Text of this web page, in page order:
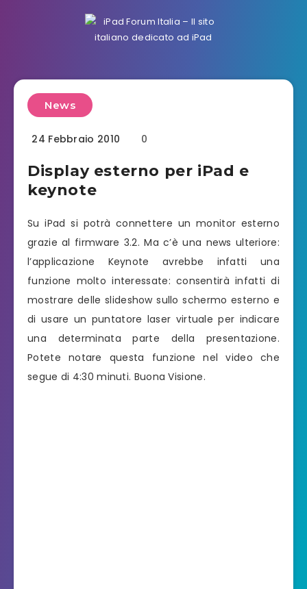
News
24 Febbraio 2010 0
Display esterno per iPad e
keynote
Su iPad si potrà connettere un monitor esterno
grazie al firmware 3.2. Ma c’è una news ulteriore:
l’applicazione Keynote avrebbe infatti una
funzione molto interessate: consentirà infatti di
mostrare delle slideshow sullo schermo esterno e
di usare un puntatore laser virtuale per indicare
una determinata parte della presentazione.
Potete notare questa funzione nel video che
segue di 4:30 minuti. Buona Visione.